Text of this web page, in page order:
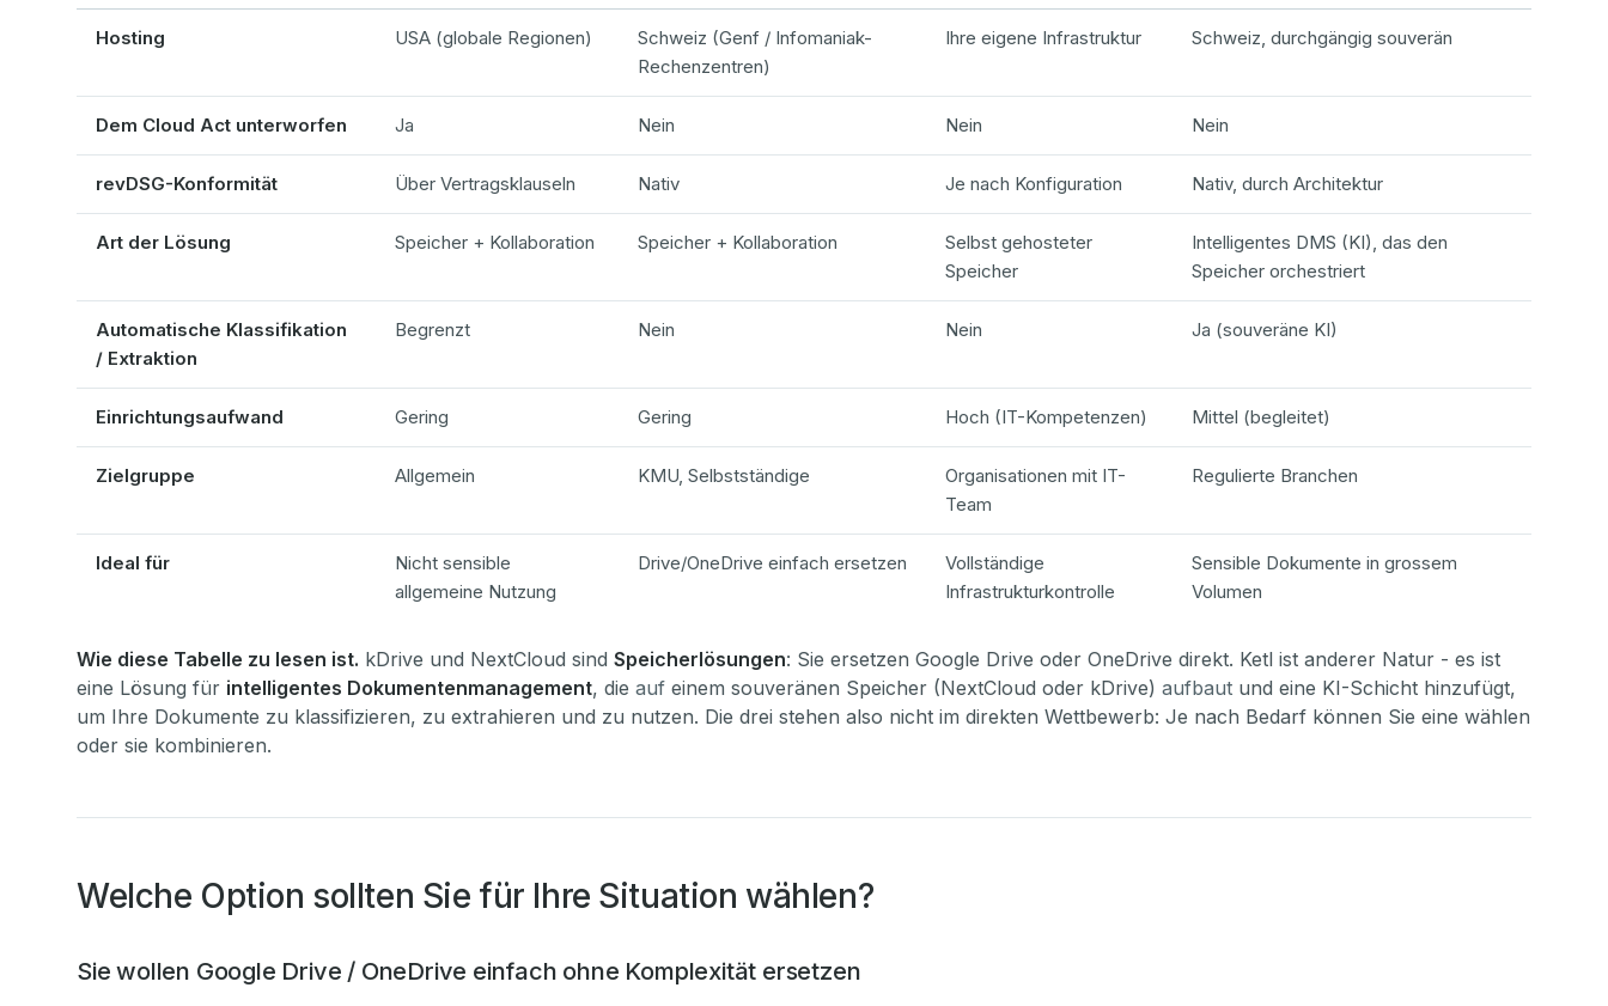
Hosting USA (globale Regionen)
Schweiz (Genf / Infomaniak-
Rechenzentren)
Ihre eigene Infrastruktur Schweiz, durchgängig souverän
Dem Cloud Act unterworfen Ja Nein Nein Nein
revDSG-Konformität Über Vertragsklauseln Nativ Je nach Konfiguration Nativ, durch Architektur
Art der Lösung Speicher + Kollaboration Speicher + Kollaboration
Selbst gehosteter
Speicher
Intelligentes DMS (KI), das den
Speicher orchestriert
Automatische Klassifikation
/ Extraktion
Begrenzt Nein Nein Ja (souveräne KI)
Einrichtungsaufwand Gering Gering Hoch (IT-Kompetenzen) Mittel (begleitet)
Zielgruppe Allgemein KMU, Selbstständige
Organisationen mit IT-
Team
Regulierte Branchen
Ideal für
Nicht sensible
allgemeine Nutzung
Drive/OneDrive einfach ersetzen
Vollständige
Infrastrukturkontrolle
Sensible Dokumente in grossem
Volumen
Wie diese Tabelle zu lesen ist. kDrive und NextCloud sind Speicherlösungen: Sie ersetzen Google Drive oder OneDrive direkt. Ketl ist anderer Natur - es ist
eine Lösung für intelligentes Dokumentenmanagement, die auf einem souveränen Speicher (NextCloud oder kDrive) aufbaut und eine KI-Schicht hinzufügt,
um Ihre Dokumente zu klassifizieren, zu extrahieren und zu nutzen. Die drei stehen also nicht im direkten Wettbewerb: Je nach Bedarf können Sie eine wählen
oder sie kombinieren.
Welche Option sollten Sie für Ihre Situation wählen?
Sie wollen Google Drive / OneDrive einfach ohne Komplexität ersetzen